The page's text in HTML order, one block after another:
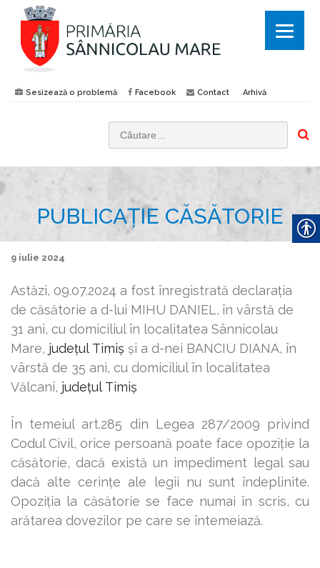
Sesizează o problemă Facebook Contact Arhivă
ă
:
PUBLICAȚIE CĂSĂTORIE
9 iulie 2024
Astăzi, 09.07.2024 a fost înregistrată declaraţia
de căsătorie a d-lui MIHU DANIEL, în vârstă de
31 ani, cu domiciliul în localitatea Sânnicolau
Mare, județul Timiș şi a d-nei BANCIU DIANA, în
vârstă de 35 ani, cu domiciliul în localitatea
Vălcani, județul Timiș
În temeiul art.285 din Legea 287/2009 privind
Codul Civil, orice persoană poate face opoziţie la
căsătorie, dacă există un impediment legal sau
dacă alte cerinţe ale legii nu sunt îndeplinite.
Opoziţia la căsătorie se face numai în scris, cu
arătarea dovezilor pe care se întemeiază.